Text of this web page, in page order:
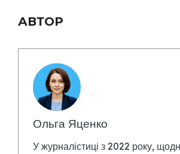
АВТОР
Ольга Яценко
У журналістиці з 2022 року,